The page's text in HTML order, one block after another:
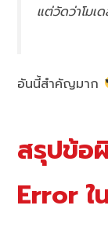
แต่วัดว่าโมเ
อันนี้สำคัญมาก
สรุปข้อ
Error ใ